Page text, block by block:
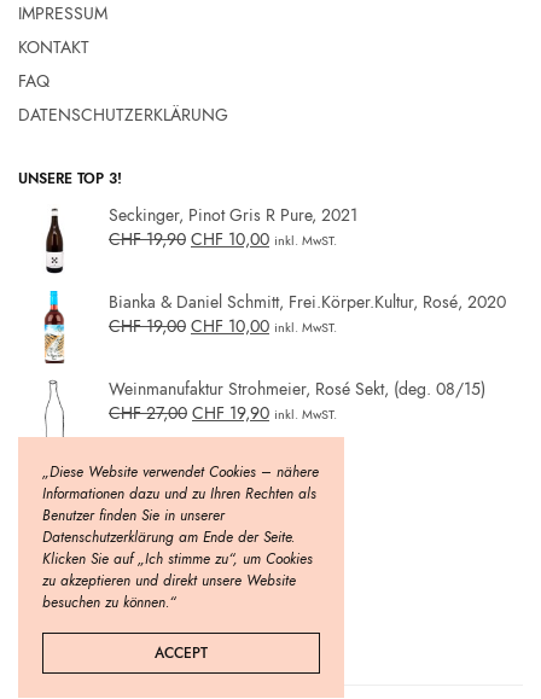
IMPRESSUM
KONTAKT
FAQ
DATENSCHUTZERKLÄRUNG
UNSERE TOP 3!
Seckinger, Pinot Gris R Pure, 2021
CHF19,90 CHF 10,00 inkl. MwST.
Bianka & Daniel Schmitt, Frei.Körper.Kultur, Rosé, 2020
CHF19,00 CHF 10,00 inkl. MwST.
Weinmanufaktur Strohmeier, Rosé Sekt, (deg. 08/15)
CHF27,00 CHF 19,90 inkl. MwST.
„Diese Website verwendet Cookies – nähere
Informationen dazu und zu Ihren Rechten als
Benutzer finden Sie in unserer
Datenschutzerklärung am Ende der Seite.
Klicken Sie auf „Ich stimme zu“, um Cookies
zu akzeptieren und direkt unsere Website
besuchen zu können.“
ACCEPT